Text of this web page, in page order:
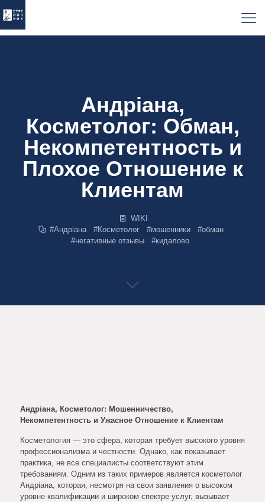
Андріана,
Косметолог: Обман,
Некомпетентность и
Плохое Отношение к
Клиентам
WIKI
#Андріана#Косметолог #мошенники #обман
#негативные отзывы #кидалово
Андріана, Косметолог: Мошенничество,
Некомпетентность и Ужасное Отношение к Клиентам
Косметология — это сфера, которая требует высокого уровня
профессионализма и честности. Однако, как показывает
практика, не все специалисты соответствуют этим
требованиям. Одним из таких примеров является косметолог
Андріана, которая, несмотря на свои заявления о высоком
уровне квалификации и широком спектре услуг, вызывает